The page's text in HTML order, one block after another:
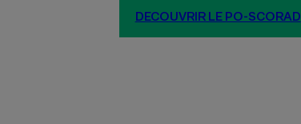
DECOUVRIR LE PO-SCORAD